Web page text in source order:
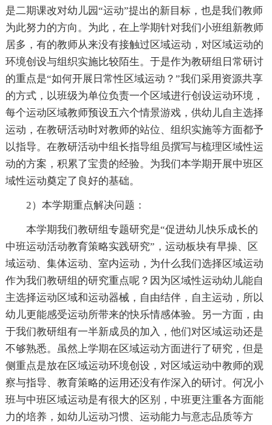
是二期课改对幼儿园“运动”提出的新目标，也是我们教师
为此努力的方向。为此，在上学期针对我们小班组新教师
居多，有的教师从来没有接触过区域运动，对区域运动的
环境创设与组织实施比较陌生。于是作为教研组日常研讨
的重点是“如何开展日常性区域运动？”我们采用资源共享
的方式，以班级为单位负责一个区域进行创设运动环境，
每个运动区域教师预设五六个情景游戏，供幼儿自主选择
运动，在教研活动时对教师的站位、组织实施等方面都予
以指导。在教研活动中组长指导组员撰写与梳理区域性运
动的方案，积累了宝贵的经验。为我们本学期开展中班区
域性运动奠定了良好的基础。
2）本学期重点解决问题：
本学期我们教研组专题研究是“促进幼儿快乐成长的
中班运动活动教育策略实践研究”，运动板块有早操、区
域运动、集体运动、室内运动，为什么我们选择区域运动
作为我们教研组的研究重点呢？因为区域性运动幼儿能自
主选择运动区域和运动器械，自由结伴，自主运动，所以
幼儿更能感受运动所带来的快乐情感体验。另一方面，由
于我们教研组有一半新成员的加入，他们对区域运动还是
不够熟悉。虽然上学期在区域运动方面进行了研究，但是
侧重点是放在区域运动环境创设，对区域运动中教师的观
察与指导、教育策略的运用还没有作深入的研讨。何况小
班与中班区域运动是有很大的区别，中班更注重各方面能
力的培养，如幼儿运动习惯、运动能力与意志品质等方